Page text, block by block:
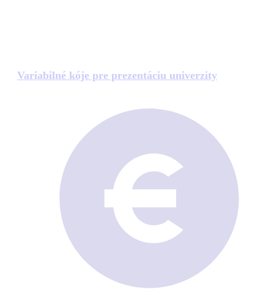
Variabilné kóje pre prezentáciu univerzity